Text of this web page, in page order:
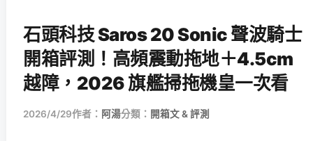
石頭科技 Saros 20 Sonic 聲波騎士
開箱評測！高頻震動拖地＋4.5cm
越障，2026 旗艦掃拖機皇一次看
2026/4/29作者： 阿湯分類： 開箱文 & 評測